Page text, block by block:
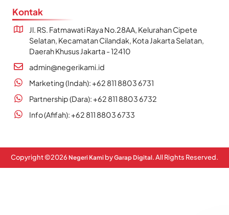
Kontak
Jl. RS. Fatmawati Raya No.28AA, Kelurahan Cipete
Selatan, Kecamatan Cilandak, Kota Jakarta Selatan,
Daerah Khusus Jakarta - 12410
admin@negerikami.id
Marketing (Indah): +62 811 8803 6731
Partnership (Dara): +62 811 8803 6732
Info (Afifah): +62 811 8803 6733
Copyright ©2026 Negeri Kami byGarap Digital. All Rights Reserved.